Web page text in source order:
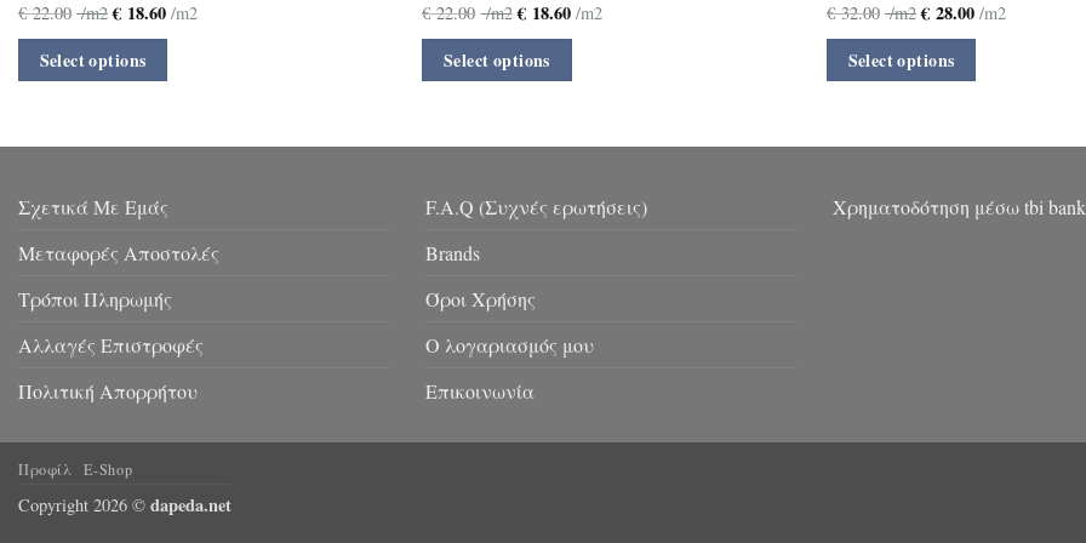
€22.00 /m2 € 18.60 /m2
Select options
€22.00 /m2 €18.60/m2
Select options
€32.00 /m2 € 28.00 /m2
Select options
Σχετικά Με Εμάς
Μεταφορές Αποστολές
Τρόποι Πληρωμής
Αλλαγές Επιστροφές
Πολιτική Απορρήτου
F.A.Q (Συχνές ερωτήσεις)
Brands
Όροι Χρήσης
Ο λογαριασμός μου
Επικοινωνία
Χρηματοδότηση μέσω tbi bank
Προφίλ E-Shop
Copyright 2026 © dapeda.net